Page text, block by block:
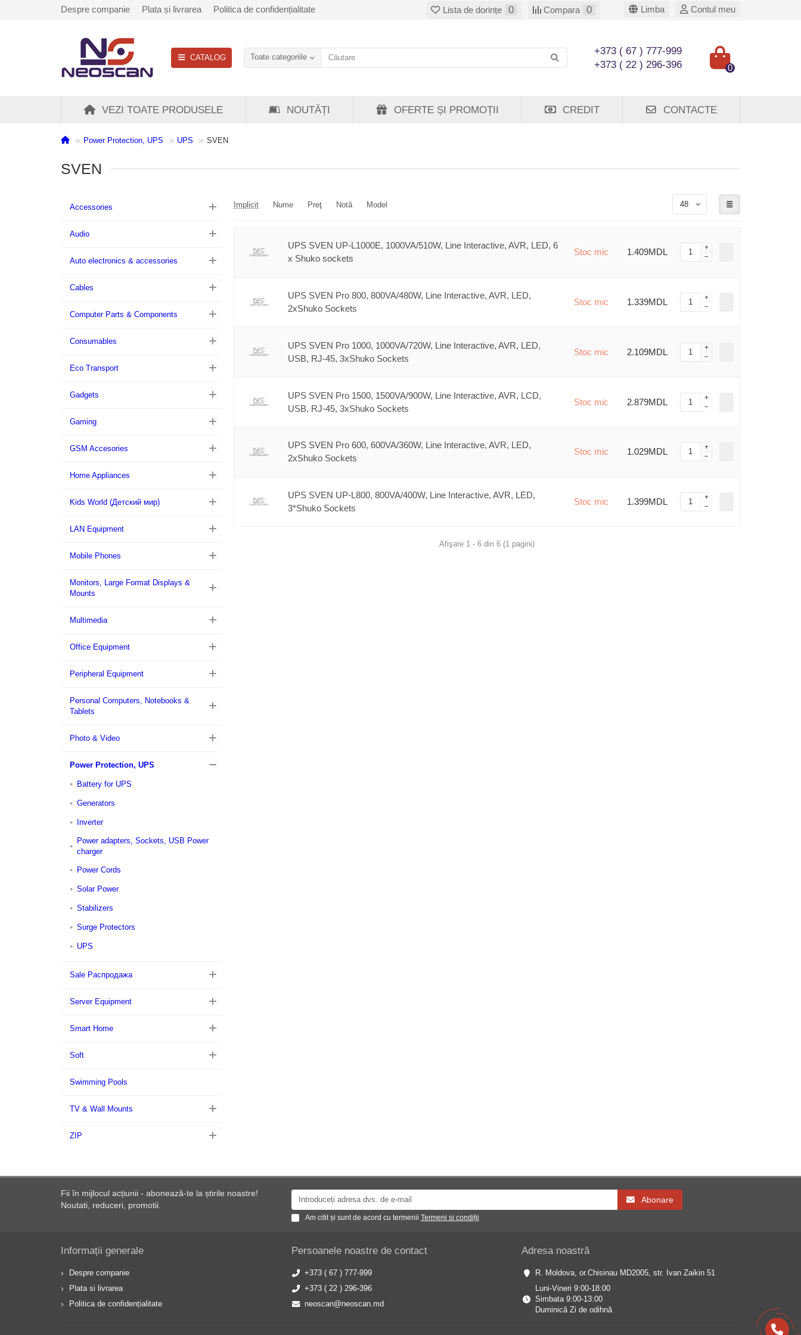
Despre companie Plata și livrarea Politica de confidențialitate Lista de dorințe 0 Compara 0 Limba Contul meu
CATALOG Toate categoriile
+373 ( 67 ) 777-999
+373 ( 22 ) 296-396
0
VEZI TOATE PRODUSELE NOUTĂȚI OFERTE ȘI PROMOȚII CREDIT CONTACTE
Power Protection, UPS UPS SVEN
SVEN
Accessories
Audio
Auto electronics & accessories
Cables
Computer Parts & Components
Consumables
Eco Transport
Gadgets
Gaming
GSM Accesories
Home Appliances
Kids World (Детский мир)
LAN Equipment
Mobile Phones
Monitors, Large Format Displays &
Mounts
Multimedia
Office Equipment
Peripheral Equipment
Personal Computers, Notebooks &
Tablets
Photo & Video
Power Protection, UPS
Battery for UPS
Generators
Inverter
Power adapters, Sockets, USB Power
charger
Power Cords
Solar Power
Stabilizers
Surge Protectors
UPS
Sale Распродажа
Server Equipment
Smart Home
Soft
Swimming Pools
TV & Wall Mounts
ZIP
Implicit Nume Preţ Notă Model
UPS SVEN UP-L1000E, 1000VA/510W, Line Interactive, AVR, LED, 6
x Shuko sockets
Stoc mic 1.409MDL
UPS SVEN Pro 800, 800VA/480W, Line Interactive, AVR, LED,
2xShuko Sockets
Stoc mic 1.339MDL
UPS SVEN Pro 1000, 1000VA/720W, Line Interactive, AVR, LED,
USB, RJ-45, 3xShuko Sockets
Stoc mic 2.109MDL
UPS SVEN Pro 1500, 1500VA/900W, Line Interactive, AVR, LCD,
USB, RJ-45, 3xShuko Sockets
Stoc mic 2.879MDL
UPS SVEN Pro 600, 600VA/360W, Line Interactive, AVR, LED,
2xShuko Sockets
Stoc mic 1.029MDL
UPS SVEN UP-L800, 800VA/400W, Line Interactive, AVR, LED,
3*Shuko Sockets
Stoc mic 1.399MDL
Afişare 1 - 6 din 6 (1 pagini)
Fii în mijlocul acțiunii - abonează-te la știrile noastre!
Noutati, reduceri, promotii.
Abonare
Am citit și sunt de acord cu termenii Termeni si condiții
Informații generale
Despre companie
Plata si livrarea
Politica de confidențialitate
Persoanele noastre de contact
+373 ( 67 ) 777-999
+373 ( 22 ) 296-396
neoscan@neoscan.md
Adresa noastră
R. Moldova, or.Chisinau MD2005, str. Ivan Zaikin 51
Luni-Vineri 9:00-18:00
Simbata 9:00-13:00
Duminică Zi de odihnă